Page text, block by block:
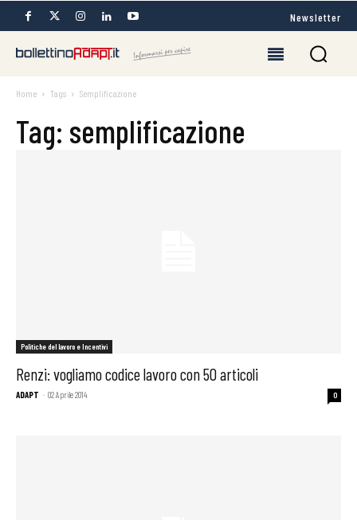
Newsletter
Home Tags Semplificazione
Tag: semplificazione
Politiche del lavoro e Incentivi
Renzi: vogliamo codice lavoro con 50 articoli
ADAPT - 02 Aprile 2014 0